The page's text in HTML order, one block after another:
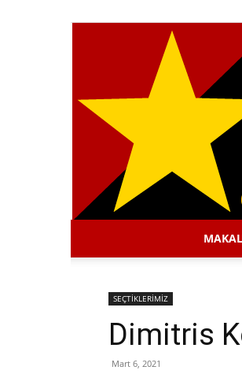
SEÇTİKLERİMİZ
Dimitris
Mart 6, 2021